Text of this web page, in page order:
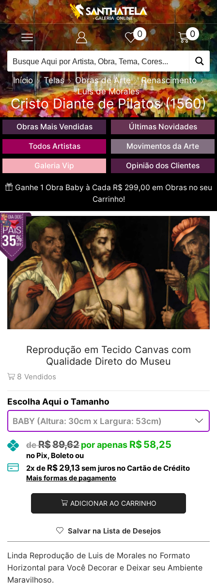
0 0
Início Telas Obras de Arte
Renascimento
Luis de Morales
Cristo Diante de Pilatos (1560)
Obras Mais Vendidas Últimas Novidades
Todos Artistas Movimentos da Arte
Galeria Vip Opinião dos Clientes
Ganhe 1 Obra Baby à Cada R$ 299,00 em Obras no seu
Carrinho!
Reprodução em Tecido Canvas com
Qualidade Direto do Museu
8 Vendidos
Tamanho
R$89,62 R$58,25
no Pix, Boleto ou
2x de R$ 29,13sem juros no Cartão de Crédito
Mais formas de pagamento
ADICIONAR AO CARRINHO
Salvar na Lista de Desejos
Linda Reprodução de Luis de Morales no Formato
Horizontal para Você Decorar e Deixar seu Ambiente
Maravilhoso.